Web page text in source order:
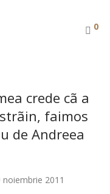
0
crede cã a
faimos
de Andreea
noiembrie 2011